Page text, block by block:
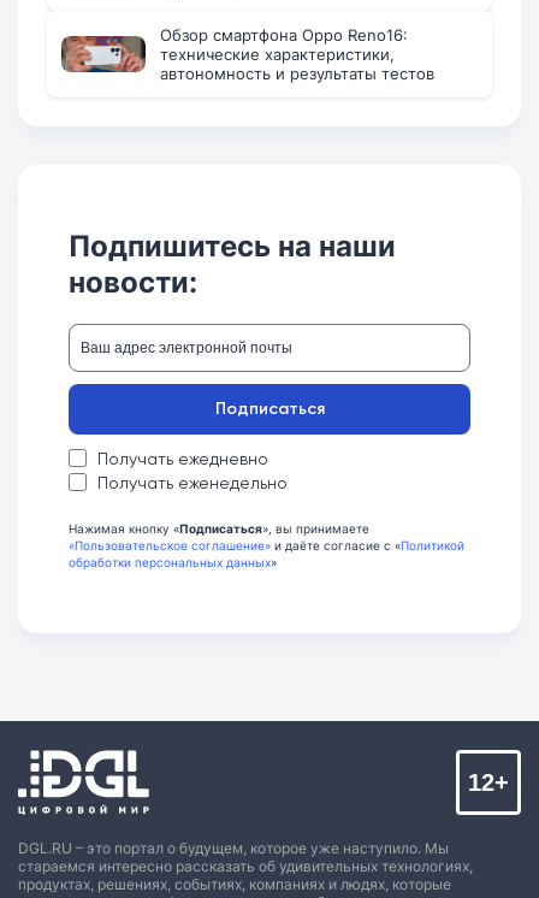
Обзор смартфона Oppo Reno16:
технические характеристики,
автономность и результаты тестов
Подпишитесь на наши
новости:
Получать ежедневно
Получать еженедельно
Подписаться
Нажимая кнопку «Подписаться», вы принимаете
«Пользовательское соглашение» и даёте согласие с «Политикой
обработки персональных данных»
DGL.RU – это портал о будущем, которое уже наступило. Мы
стараемся интересно рассказать об удивительных технологиях,
продуктах, решениях, событиях, компаниях и людях, которые
12+